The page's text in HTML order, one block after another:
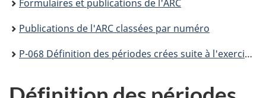
ici :
Formulaires et publications de l'ARC
Publications de l'ARC classées par numéro
P-068 Définition des périodes crées suite à l'exercice d'un choix ou à la révocation d'un choix visant à modifier un exercice.